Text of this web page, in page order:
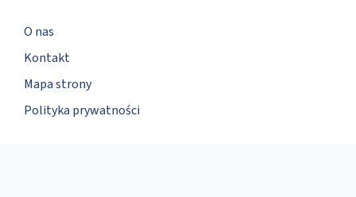
O nas
Kontakt
Mapa strony
Polityka prywatności